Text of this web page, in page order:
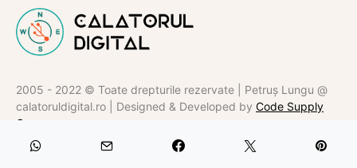
2005 - 2022 © Toate drepturile rezervate | Petruș Lungu @
calatoruldigital.ro | Designed & Developed by Code Supply
Co.